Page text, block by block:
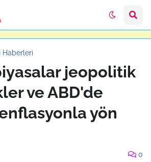
Haberleri
jeopolitik
ve ABD'de
yön
0